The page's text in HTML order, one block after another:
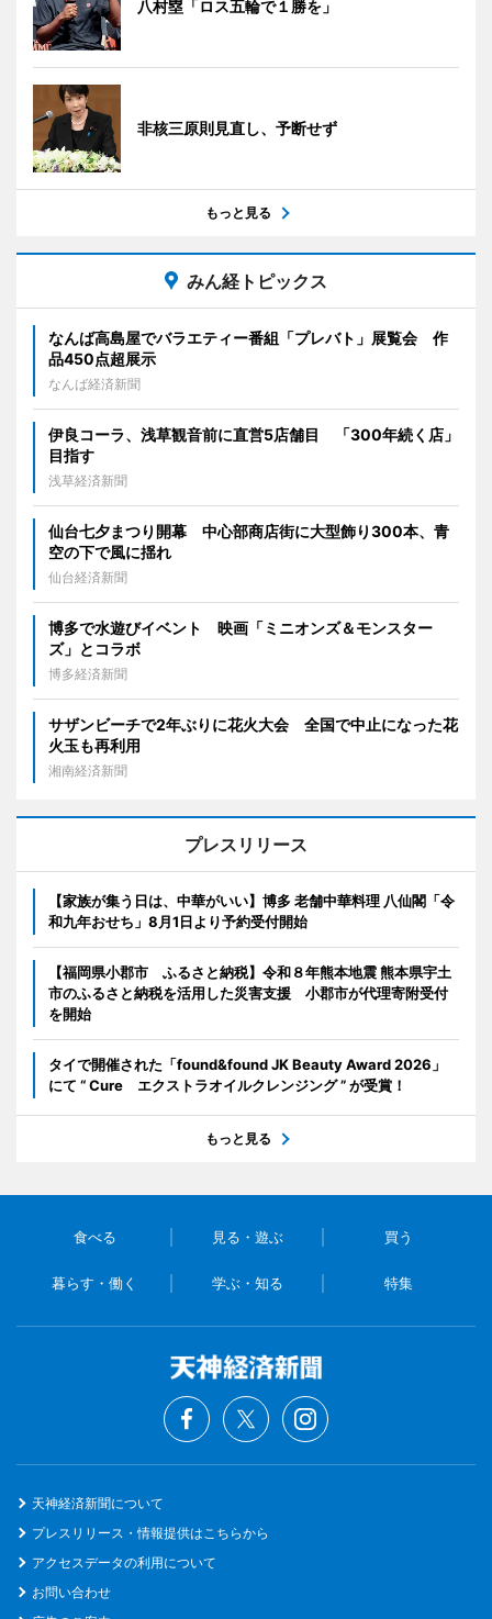
八村塁「ロス五輪で１勝を」
非核三原則見直し、予断せず
もっと見る
みん経トピックス
なんば高島屋でバラエティー番組「プレバト」展覧会 作
品450点超展示
なんば経済新聞
伊良コーラ、浅草観音前に直営5店舗目 「300年続く店」
目指す
浅草経済新聞
仙台七夕まつり開幕 中心部商店街に大型飾り300本、青
空の下で風に揺れ
仙台経済新聞
博多で水遊びイベント 映画「ミニオンズ＆モンスター
ズ」とコラボ
博多経済新聞
サザンビーチで2年ぶりに花火大会 全国で中止になった花
火玉も再利用
湘南経済新聞
プレスリリース
【家族が集う日は、中華がいい】博多 老舗中華料理 八仙閣「令
和九年おせち」8月1日より予約受付開始
【福岡県小郡市 ふるさと納税】令和８年熊本地震 熊本県宇土
市のふるさと納税を活用した災害支援 小郡市が代理寄附受付
を開始
タイで開催された「found&found JK Beauty Award 2026」
にて “ Cure エクストラオイルクレンジング ” が受賞！
もっと見る
食べる 見る・遊ぶ 買う
暮らす・働く 学ぶ・知る 特集
天神経済新聞について
プレスリリース・情報提供はこちらから
アクセスデータの利用について
お問い合わせ